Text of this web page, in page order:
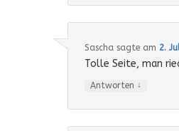
Saschasagte am 2.
Tolle Seite, man
Antworten ↓